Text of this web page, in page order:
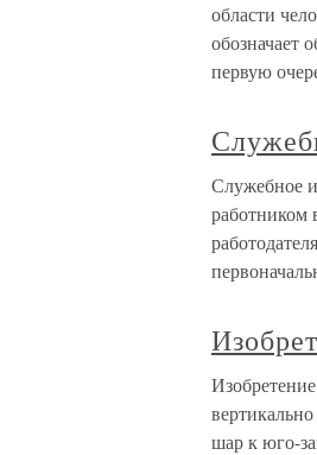
области
обозначает
первую
Служебное
работником
шар к юго-